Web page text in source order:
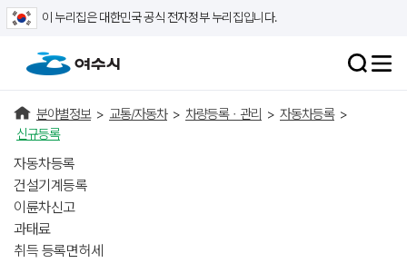
이 누리집은 대한민국 공식 전자정부 누리집입니다.
분야별정보 > 교통/자동차 > 차량등록ㆍ관리 > 자동차등록 >
신규등록
자동차등록
건설기계등록
이륜차신고
과태료
취득 등록면허세